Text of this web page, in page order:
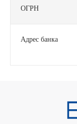
ОГРН
Адрес банка
По